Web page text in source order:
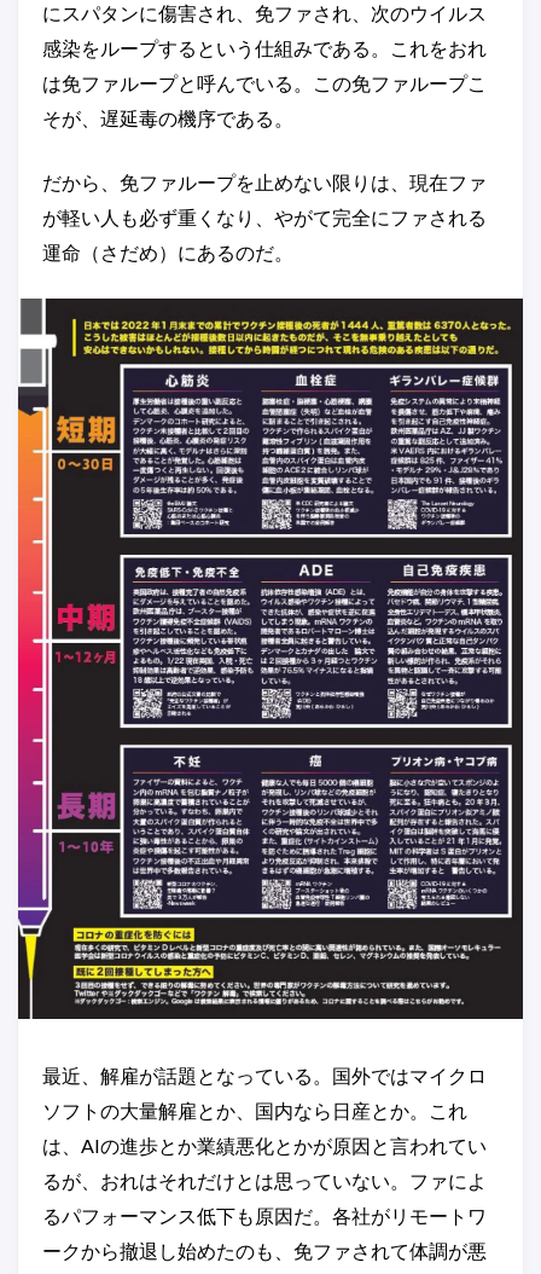
にスパタンに傷害され、免ファされ、次のウイルス
感染をループするという仕組みである。これをおれ
は免ファループと呼んでいる。この免ファループこ
そが、遅延毒の機序である。
だから、免ファループを止めない限りは、現在ファ
が軽い人も必ず重くなり、やがて完全にファされる
運命（さだめ）にあるのだ。
最近、解雇が話題となっている。国外ではマイクロ
ソフトの大量解雇とか、国内なら日産とか。これ
は、AIの進歩とか業績悪化とかが原因と言われてい
るが、おれはそれだけとは思っていない。ファによ
るパフォーマンス低下も原因だ。各社がリモートワ
ークから撤退し始めたのも、免ファされて体調が悪